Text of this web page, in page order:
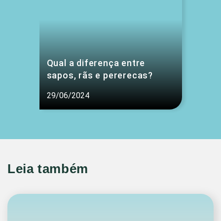
Qual a diferença entre
sapos, rãs e pererecas?
29/06/2024
Leia também